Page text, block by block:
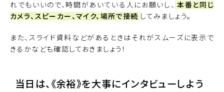
れでもいいので、時間があいている人にお願いし、 本番と同じ
カメラ、スピーカー、マイク、場所で接続 してみましょう。
また、スライド資料などがあるときはそれがスムーズに表示で
きるかなども確認しておきましょう！
当日は、《余裕》を大事にインタビューしよう